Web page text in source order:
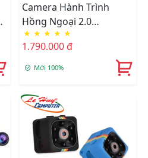
Camera Hành Trình
Hồng Ngoại 2.0
Megapixel Lắp Cho Ô Tô
KBVISION KX-FM2001C-
DL-A
★ ★ ★ ★ ★
1.790.000 đ
Mới 100%